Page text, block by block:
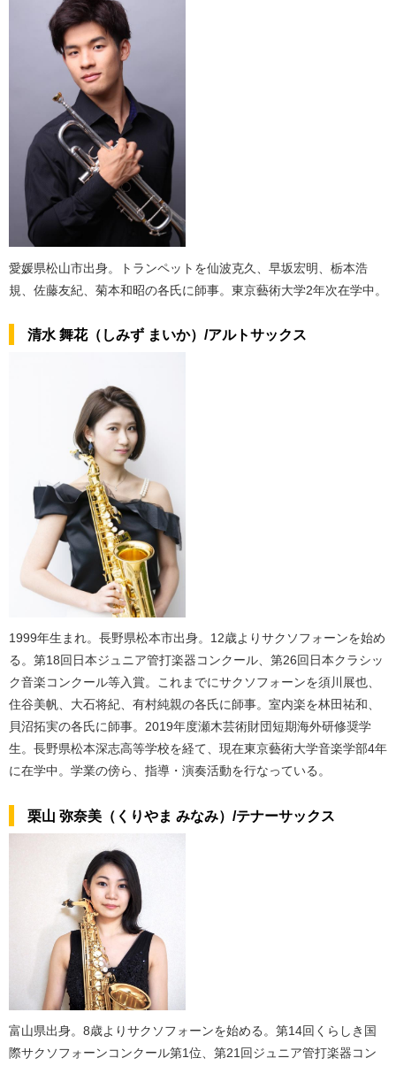
愛媛県松山市出身。トランペットを仙波克久、早坂宏明、栃本浩
規、佐藤友紀、菊本和昭の各氏に師事。東京藝術大学2年次在学中。
清水 舞花（しみず まいか）/アルトサックス
1999年生まれ。長野県松本市出身。12歳よりサクソフォーンを始め
る。第18回日本ジュニア管打楽器コンクール、第26回日本クラシッ
ク音楽コンクール等入賞。これまでにサクソフォーンを須川展也、
住谷美帆、大石将紀、有村純親の各氏に師事。室内楽を林田祐和、
貝沼拓実の各氏に師事。2019年度瀬木芸術財団短期海外研修奨学
生。長野県松本深志高等学校を経て、現在東京藝術大学音楽学部4年
に在学中。学業の傍ら、指導・演奏活動を行なっている。
栗山 弥奈美（くりやま みなみ）/テナーサックス
富山県出身。8歳よりサクソフォーンを始める。第14回くらしき国
際サクソフォーンコンクール第1位、第21回ジュニア管打楽器コン